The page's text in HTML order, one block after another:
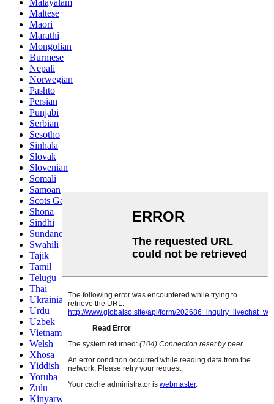
Maltese
Maori
Marathi
Mongolian
Burmese
Nepali
Norwegian
Pashto
Persian
Punjabi
Serbian
Sesotho
Sinhala
Slovak
Slovenian
Somali
Samoan
Scots Gaelic
Shona
Sindhi
Sundanese
Swahili
Tajik
Tamil
Telugu
Thai
Ukrainian
Urdu
Uzbek
Vietnamese
Welsh
Xhosa
Yiddish
Yoruba
Zulu
Kinyarwanda